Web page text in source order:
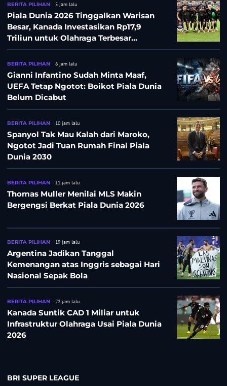
BERITA PILIHAN 5 jam lalu
Piala Dunia 2026 Tinggalkan Warisan
Besar, Kanada Investasikan Rp17,9
Triliun untuk Olahraga Terbesar
Sepanjang Sejarah
BERITA PILIHAN 6 jam lalu
Gianni Infantino Sudah Minta Maaf,
UEFA Tetap Ngotot: Boikot Piala Dunia
Belum Dicabut
BERITA PILIHAN 10 jam lalu
Spanyol Tak Mau Kalah dari Maroko,
Ngotot Jadi Tuan Rumah Final Piala
Dunia 2030
BERITA PILIHAN 11 jam lalu
Thomas Muller Menilai MLS Makin
Bergengsi Berkat Piala Dunia 2026
BERITA PILIHAN 19 jam lalu
Argentina Jadikan Tanggal
Kemenangan atas Inggris sebagai Hari
Nasional Sepak Bola
BERITA PILIHAN 22 jam lalu
Kanada Suntik CAD 1 Miliar untuk
Infrastruktur Olahraga Usai Piala Dunia
2026
BRI SUPER LEAGUE